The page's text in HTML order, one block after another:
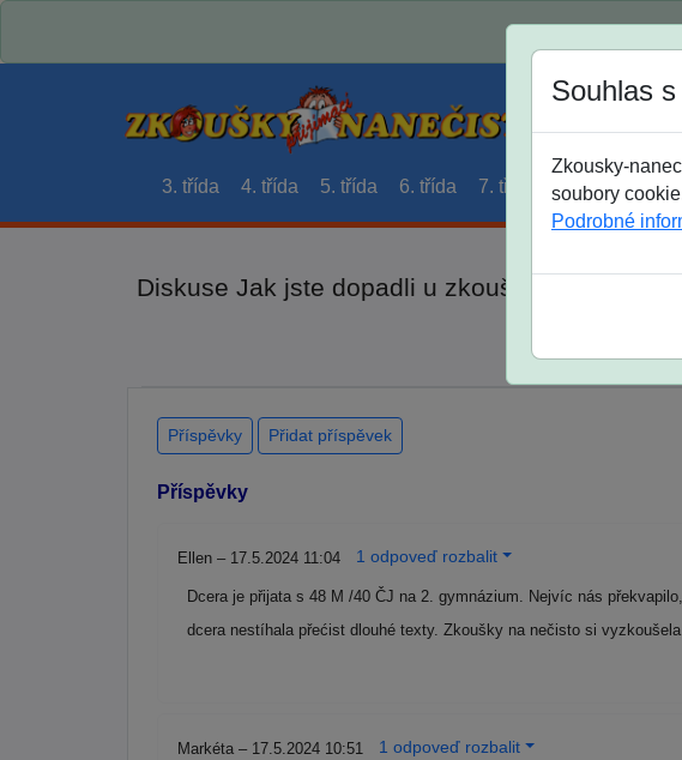
3. třída 4. třída 5. třída 6. třída 7. třída 8. třída 9.
Diskuse Jak jste dopadli u zkoušek na SŠ?
Souhlas
Zkousky-
soubory
Podrobné
Příspěvky Přidat příspěvek
Příspěvky
Ellen – 17.5.2024 11:04 1 odpoveď rozbalit
Dcera je přijata s 48 M /40 ČJ na 2. gymnázium. Nejvíc nás
dcera nestíhala přećist dlouhé texty. Zkoušky na nečisto si
Markéta – 17.5.2024 10:51 1 odpoveď rozbalit